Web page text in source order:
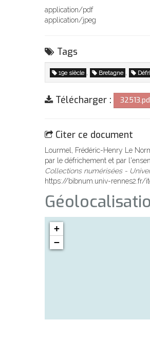
application/pdf
application/jpeg
Tags
19e siècle , Bretagne ,
Télécharger :
Citer ce document
Lourmel, Frédéric-Henry Le
par le défrichement et par
Collections numérisées -
https://bibnum.univ-
+
−